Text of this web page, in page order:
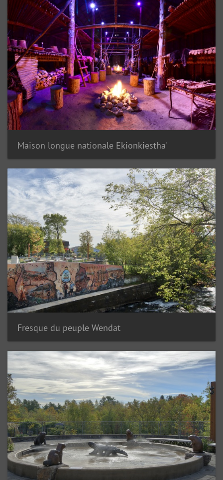
Maison longue nationale Ekionkiestha'
Fresque du peuple Wendat